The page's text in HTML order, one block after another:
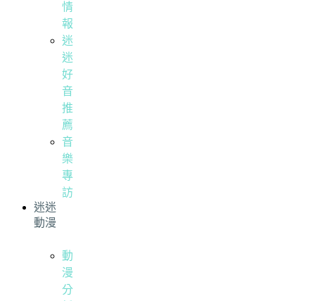
情
報
迷
迷
好
音
推
薦
音
樂
專
訪
迷迷
動漫
動
漫
分